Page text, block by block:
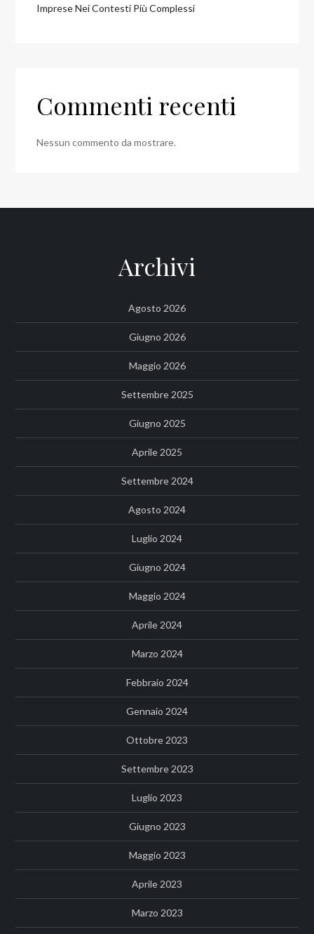
Imprese Nei Contesti Più Complessi
Commenti recenti
Nessun commento da mostrare.
Archivi
Agosto 2026
Giugno 2026
Maggio 2026
Settembre 2025
Giugno 2025
Aprile 2025
Settembre 2024
Agosto 2024
Luglio 2024
Giugno 2024
Maggio 2024
Aprile 2024
Marzo 2024
Febbraio 2024
Gennaio 2024
Ottobre 2023
Settembre 2023
Luglio 2023
Giugno 2023
Maggio 2023
Aprile 2023
Marzo 2023